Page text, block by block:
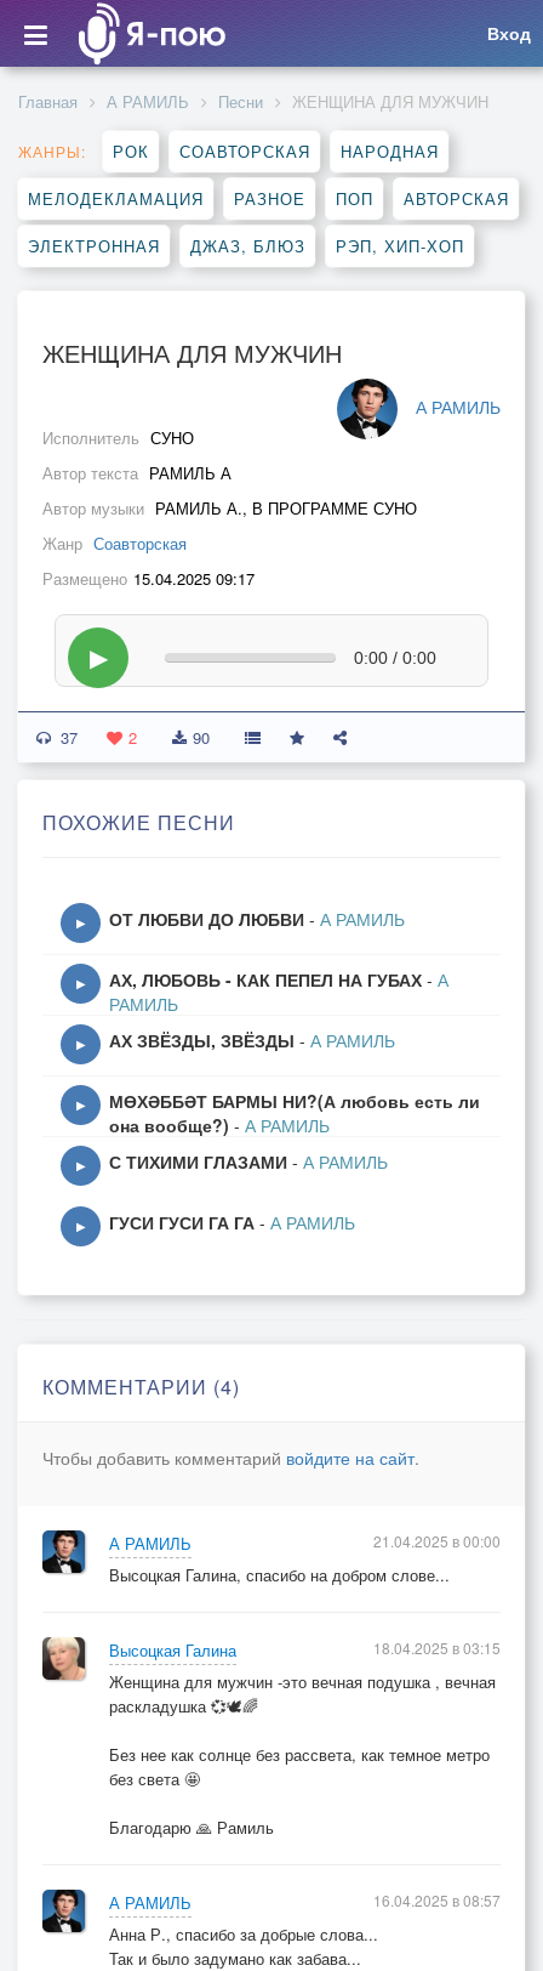
Вход
Главная А РАМИЛЬ Песни ЖЕНЩИНА ДЛЯ МУЖЧИН
ЖАНРЫ: РОК СОАВТОРСКАЯ НАРОДНАЯ
МЕЛОДЕКЛАМАЦИЯ РАЗНОЕ ПОП АВТОРСКАЯ
ЭЛЕКТРОННАЯ ДЖАЗ, БЛЮЗ РЭП, ХИП-ХОП
ЖЕНЩИНА ДЛЯ МУЖЧИН
А РАМИЛЬ
Исполнитель СУНО
Автор текста РАМИЛЬ А
Автор музыки РАМИЛЬ А., В ПРОГРАММЕ СУНО
Жанр Соавторская
Размещено 15.04.2025 09:17
▶ 0:00 / 0:00
37 2 90
ПОХОЖИЕ ПЕСНИ
▶ ОТ ЛЮБВИ ДО ЛЮБВИ - А РАМИЛЬ
▶ АХ, ЛЮБОВЬ - КАК ПЕПЕЛ НА ГУБАХ - А
РАМИЛЬ
▶ АХ ЗВЁЗДЫ, ЗВЁЗДЫ - А РАМИЛЬ
▶
МӨХӘББӘТ БАРМЫ НИ?(А любовь есть ли
она вообще?) - А РАМИЛЬ
▶ С ТИХИМИ ГЛАЗАМИ - А РАМИЛЬ
▶ ГУСИ ГУСИ ГА ГА - А РАМИЛЬ
КОММЕНТАРИИ (4)
Чтобы добавить комментарий войдите на сайт.
А РАМИЛЬ
Высоцкая Галина, спасибо на добром слове...
21.04.2025 в 00:00
Высоцкая Галина
Женщина для мужчин -это вечная подушка , вечная
раскладушка 💞🕊️🌈
Без нее как солнце без рассвета, как темное метро
без света 🤩
Благодарю 🙏 Рамиль
18.04.2025 в 03:15
А РАМИЛЬ
Анна Р., спасибо за добрые слова...
Так и было задумано как забава...
16.04.2025 в 08:57